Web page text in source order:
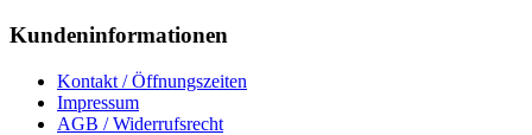
Kundeninformationen
Kontakt / Öffnungszeiten
Impressum
AGB / Widerrufsrecht